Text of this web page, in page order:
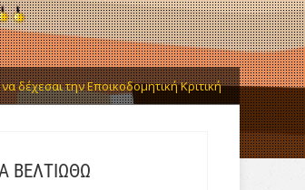
δέχεσαι την Εποικοδομητική Κριτική
ΒΕΛΤΙΩΘΩ